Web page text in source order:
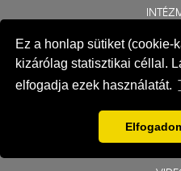
Ez a honlap sütiket (cookie-
kizárólag statisztikai céllal.
elfogadja ezek használatát.
TEMPLOMOK